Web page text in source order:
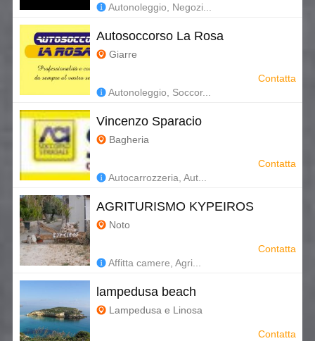
Autonoleggio, Negozi...
Autosoccorso La Rosa
Giarre
Autonoleggio, Soccor...
Contatta
Vincenzo Sparacio
Bagheria
Autocarrozzeria, Aut...
Contatta
AGRITURISMO KYPEIROS
Noto
Affitta camere, Agri...
Contatta
lampedusa beach
Lampedusa e Linosa
Contatta